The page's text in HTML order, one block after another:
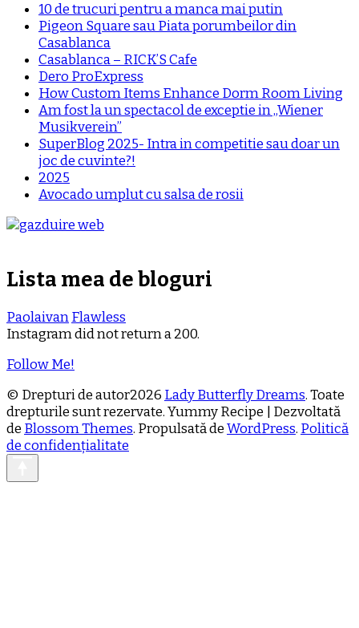
10 de trucuri pentru a manca mai putin
Pigeon Square sau Piata porumbeilor din
Casablanca
Casablanca – RICK’S Cafe
Dero ProExpress
How Custom Items Enhance Dorm Room Living
Am fost la un spectacol de exceptie in „Wiener
Musikverein”
SuperBlog 2025- Intra in competitie sau doar un
joc de cuvinte?!
2025
Avocado umplut cu salsa de rosii
Lista mea de bloguri
PaolaivanFlawless
Instagram did not return a 200.
Follow Me!
© Drepturi de autor2026 Lady Butterfly Dreams. Toate
drepturile sunt rezervate.Yummy Recipe | Dezvoltată
de Blossom Themes. Propulsată deWordPress. Politică
de confidențialitate